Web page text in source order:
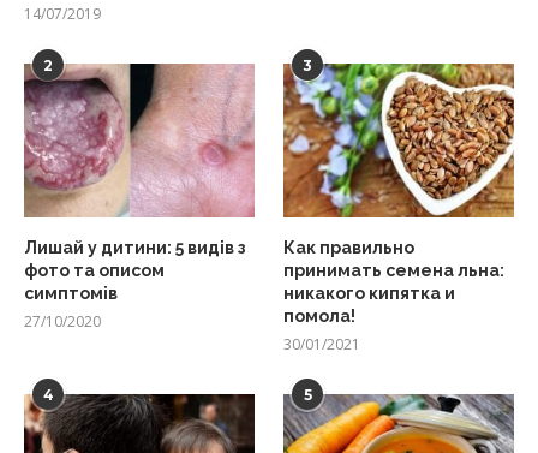
14/07/2019
2
Лишай у дитини: 5 видів з
фото та описом
симптомів
27/10/2020
3
Как правильно
принимать семена льна:
никакого кипятка и
помола!
30/01/2021
4 5